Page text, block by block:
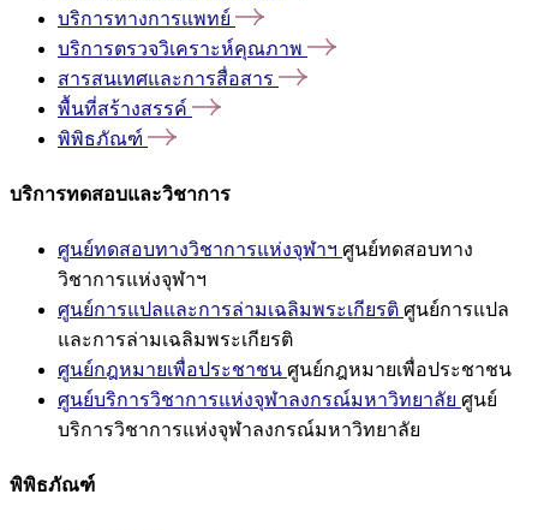
บริการทางการแพทย์
บริการตรวจวิเคราะห์คุณภาพ
สารสนเทศและการสื่อสาร
พื้นที่สร้างสรรค์
พิพิธภัณฑ์
บริการทดสอบและวิชาการ
ศูนย์ทดสอบทางวิชาการแห่งจุฬาฯ ศูนย์ทดสอบทาง
วิชาการแห่งจุฬาฯ
ศูนย์การแปลและการล่ามเฉลิมพระเกียรติ ศูนย์การแปล
และการล่ามเฉลิมพระเกียรติ
ศูนย์กฎหมายเพื่อประชาชน ศูนย์กฎหมายเพื่อประชาชน
ศูนย์บริการวิชาการแห่งจุฬาลงกรณ์มหาวิทยาลัย ศูนย์
บริการวิชาการแห่งจุฬาลงกรณ์มหาวิทยาลัย
พิพิธภัณฑ์